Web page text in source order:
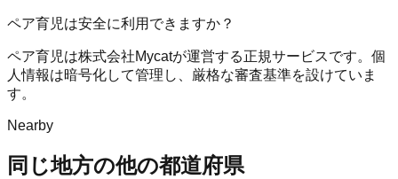
ペア育児は安全に利用できますか？
ペア育児は株式会社Mycatが運営する正規サービスです。個
人情報は暗号化して管理し、厳格な審査基準を設けていま
す。
Nearby
同じ地方の他の都道府県